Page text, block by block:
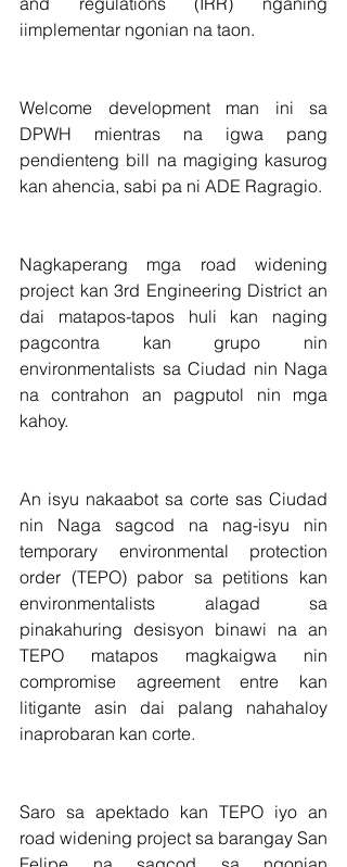
iimplementar ngonian na taon.
Welcome development man ini sa
DPWH mientras na igwa pang
pendienteng bill na magiging kasurog
kan ahencia, sabi pa ni ADE Ragragio.
Nagkaperang mga road widening
project kan 3rd Engineering District an
dai matapos-tapos huli kan naging
pagcontra kan grupo nin
environmentalists sa Ciudad nin Naga
na contrahon an pagputol nin mga
kahoy.
An isyu nakaabot sa corte sas Ciudad
nin Naga sagcod na nag-isyu nin
temporary environmental protection
order (TEPO) pabor sa petitions kan
environmentalists alagad sa
pinakahuring desisyon binawi na an
TEPO matapos magkaigwa nin
compromise agreement entre kan
litigante asin dai palang nahahaloy
inaprobaran kan corte.
Saro sa apektado kan TEPO iyo an
road widening project sa barangay San